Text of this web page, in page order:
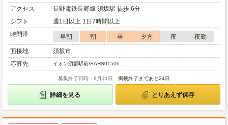
アクセス
長野電鉄長野線 須坂駅 徒歩 6分
シフト
週1日以上 1日7時間以上
時間帯
早朝 朝 昼 夕方 夜
夜勤
面接地
須坂市
応募先
イオン須坂駅前/SAHS01506
募集終了日時：8月31日 掲載終了まであと24日
詳細を見る とりあえず保存